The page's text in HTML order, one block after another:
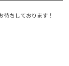
待ちしております！